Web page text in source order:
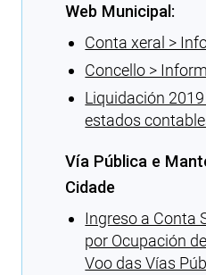
Web Municipal:
Conta xeral >
Concello >
Liquidación
estados
Vía Pública e
Cidade
Ingreso a Conta
por Ocupación
Voo das Vías